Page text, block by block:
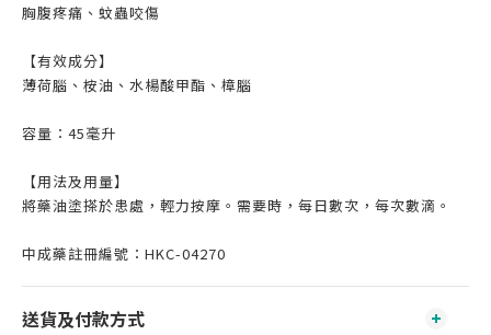
胸腹疼痛、蚊蟲咬傷
【有效成分】
薄荷腦、桉油、水楊酸甲酯、樟腦
容量：45毫升
【用法及用量】
將藥油塗搽於患處，輕力按摩。需要時，每日數次，每次數滴。
中成藥註冊編號：HKC-04270
送貨及付款方式